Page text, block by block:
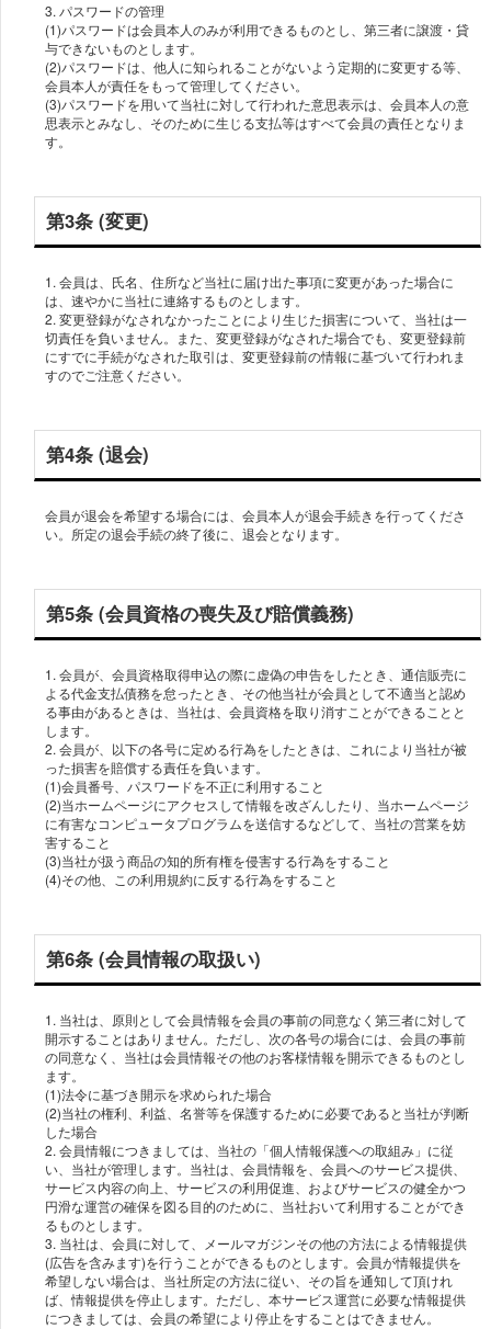
3. パスワードの管理
(1)パスワードは会員本人のみが利用できるものとし、第三者に譲渡・貸
与できないものとします。
(2)パスワードは、他人に知られることがないよう定期的に変更する等、
会員本人が責任をもって管理してください。
(3)パスワードを用いて当社に対して行われた意思表示は、会員本人の意
思表示とみなし、そのために生じる支払等はすべて会員の責任となりま
す。
第3条 (変更)
1. 会員は、氏名、住所など当社に届け出た事項に変更があった場合に
は、速やかに当社に連絡するものとします。
2. 変更登録がなされなかったことにより生じた損害について、当社は一
切責任を負いません。また、変更登録がなされた場合でも、変更登録前
にすでに手続がなされた取引は、変更登録前の情報に基づいて行われま
第4条 (退会)
会員が退会を希望する場合には、会員本人が退会手続きを行ってくださ
い。所定の退会手続の終了後に、退会となります。
第5条 (会員資格の喪失及び賠償義務)
1. 会員が、会員資格取得申込の際に虚偽の申告をしたとき、通信販売に
よる代金支払債務を怠ったとき、その他当社が会員として不適当と認め
る事由があるときは、当社は、会員資格を取り消すことができることと
します。
2. 会員が、以下の各号に定める行為をしたときは、これにより当社が被
った損害を賠償する責任を負います。
(1)会員番号、パスワードを不正に利用すること
(2)当ホームページにアクセスして情報を改ざんしたり、当ホームページ
に有害なコンピュータプログラムを送信するなどして、当社の営業を妨
害すること
(3)当社が扱う商品の知的所有権を侵害する行為をすること
(4)その他、この利用規約に反する行為をすること
第6条 (会員情報の取扱い)
1. 当社は、原則として会員情報を会員の事前の同意なく第三者に対して
開示することはありません。ただし、次の各号の場合には、会員の事前
の同意なく、当社は会員情報その他のお客様情報を開示できるものとし
ます。
(1)法令に基づき開示を求められた場合
(2)当社の権利、利益、名誉等を保護するために必要であると当社が判断
した場合
2. 会員情報につきましては、当社の「個人情報保護への取組み」に従
い、当社が管理します。当社は、会員情報を、会員へのサービス提供、
サービス内容の向上、サービスの利用促進、およびサービスの健全かつ
円滑な運営の確保を図る目的のために、当社おいて利用することができ
るものとします。
3. 当社は、会員に対して、メールマガジンその他の方法による情報提供
(広告を含みます)を行うことができるものとします。会員が情報提供を
希望しない場合は、当社所定の方法に従い、その旨を通知して頂けれ
ば、情報提供を停止します。ただし、本サービス運営に必要な情報提供
につきましては、会員の希望により停止をすることはできません。